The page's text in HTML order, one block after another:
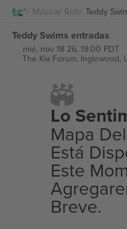
Música Rnb Teddy
Teddy Swims entradas
mié, nov 18 26, 19:00 PDT
The Kia Forum, Inglewood,
Lo
Mapa
Está
Este
Breve.